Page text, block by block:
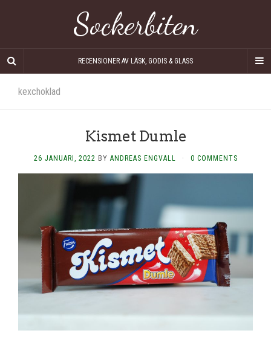
Sockerbiten
RECENSIONER AV LÄSK, GODIS & GLASS
kexchoklad
Kismet Dumle
26 JANUARI, 2022 BY ANDREAS ENGVALL · 0 COMMENTS